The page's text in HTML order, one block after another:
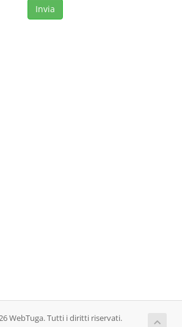
Invia
WebTuga. Tutti i diritti riservati.